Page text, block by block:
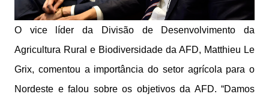
O vice líder da Divisão de Desenvolvimento da
Agricultura Rural e Biodiversidade da AFD, Matthieu Le
Grix, comentou a importância do setor agrícola para o
Nordeste e falou sobre os objetivos da AFD. “Damos